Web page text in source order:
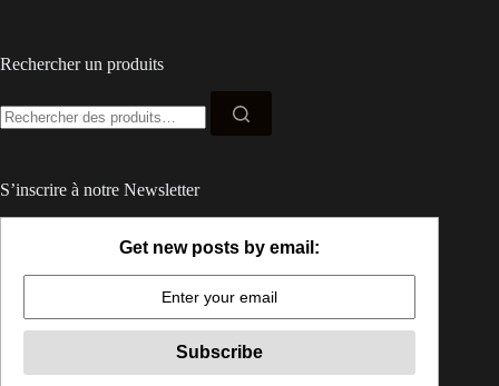
Rechercher un produits
pour :
S’inscrire à notre Newsletter
Get new posts by email: